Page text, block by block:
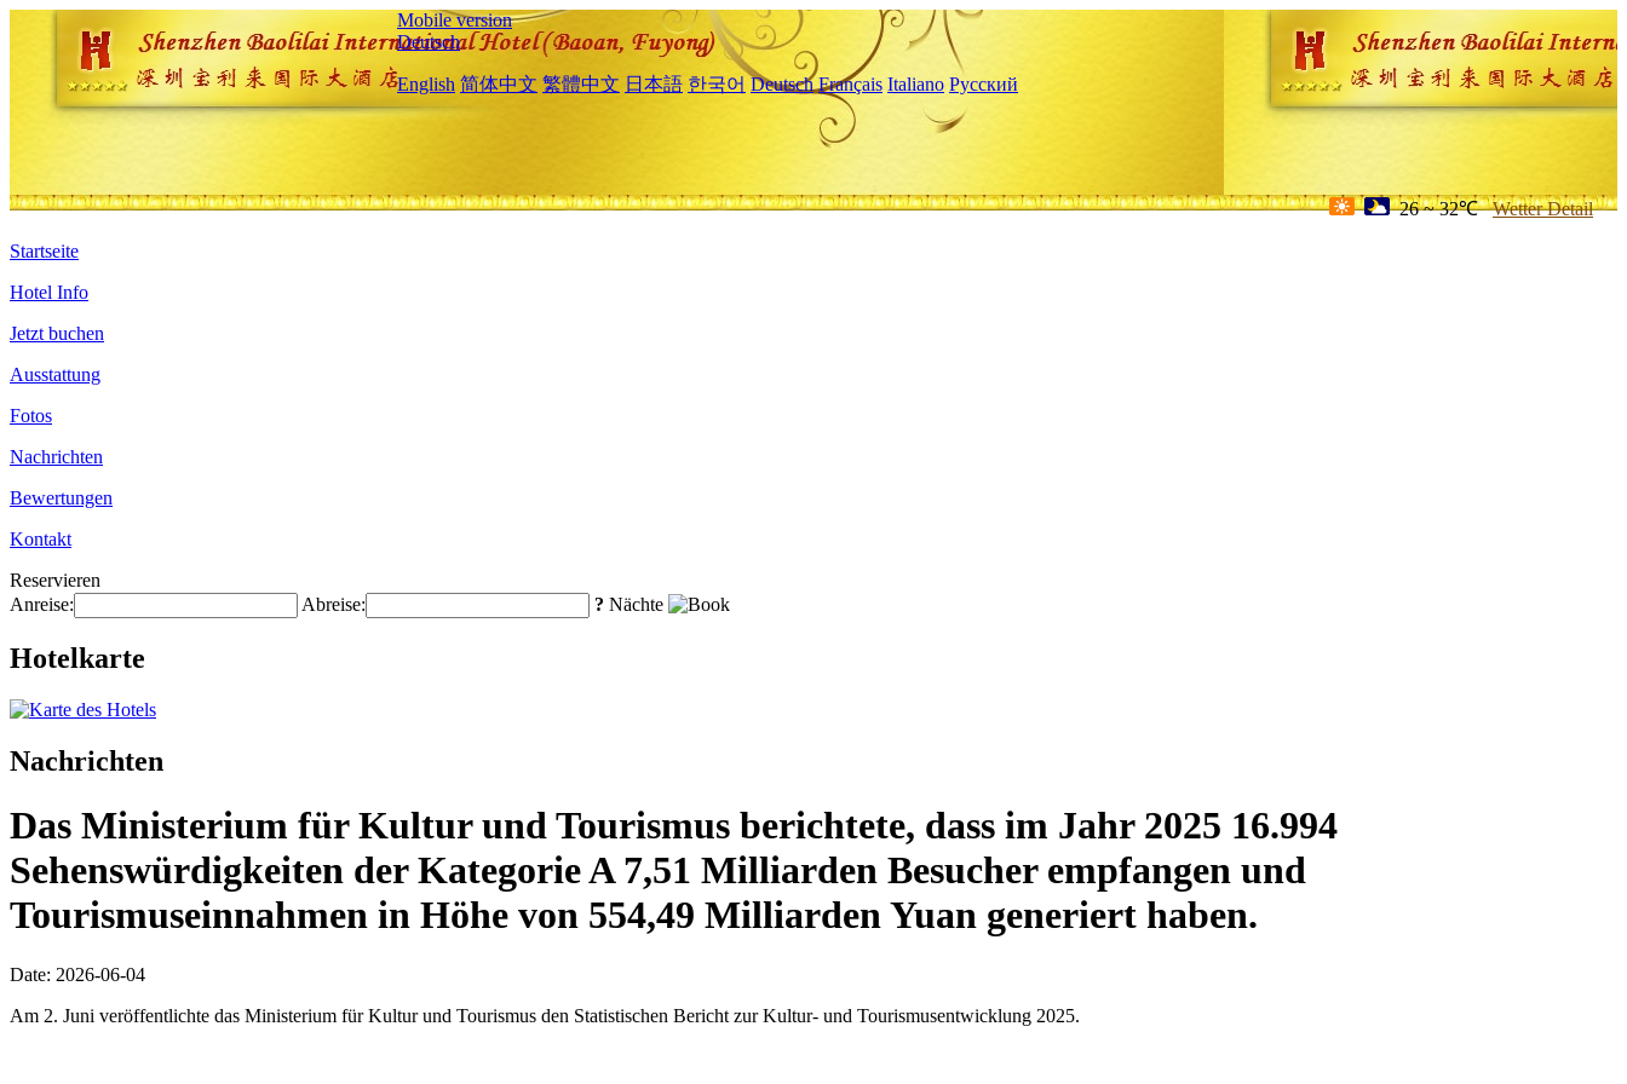
Mobile version
Deutsch
English 简体中文 繁體中文 日本語 한국어 Deutsch Français Italiano Русский
26 ~ 32℃ Wetter Detail
Startseite
Hotel Info
Jetzt buchen
Ausstattung
Fotos
Nachrichten
Bewertungen
Kontakt
Reservieren
Anreise:
Abreise: ? Nächte
Hotelkarte
Nachrichten
Das Ministerium für Kultur und Tourismus berichtete, dass im Jahr 2025 16.994
Sehenswürdigkeiten der Kategorie A 7,51 Milliarden Besucher empfangen und
Tourismuseinnahmen in Höhe von 554,49 Milliarden Yuan generiert haben.
Date: 2026-06-04
Am 2. Juni veröffentlichte das Ministerium für Kultur und Tourismus den Statistischen Bericht zur Kultur- und Tourismusentwicklung 2025.